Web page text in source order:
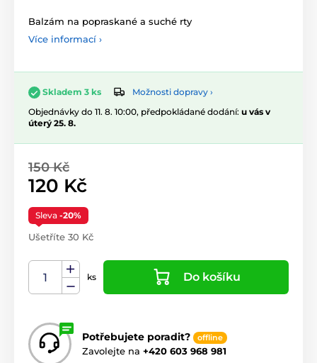
Balzám na popraskané a suché rty
Více informací ›
Skladem 3 ks
Možnosti dopravy ›
Objednávky do 11. 8. 10:00, předpokládané dodání: u vás v
úterý 25. 8.
150 Kč
120 Kč
Sleva -20%
Ušetříte 30 Kč
ks Do košíku
Potřebujete poradit? offline
Zavolejte na +420 603 968 981